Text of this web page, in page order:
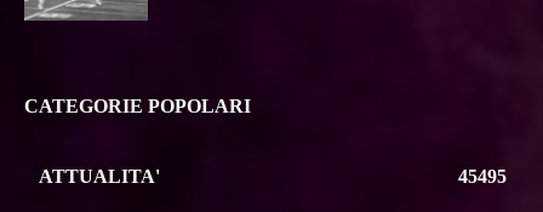
CATEGORIE POPOLARI
ATTUALITA' 45495